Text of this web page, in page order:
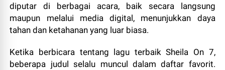
diputar di berbagai acara, baik secara langsung
maupun melalui media digital, menunjukkan daya
tahan dan ketahanan yang luar biasa.
Ketika berbicara tentang lagu terbaik Sheila On 7,
beberapa judul selalu muncul dalam daftar favorit.